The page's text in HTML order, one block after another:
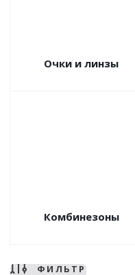
Очки и линзы
Комбинезоны
ФИЛЬТР